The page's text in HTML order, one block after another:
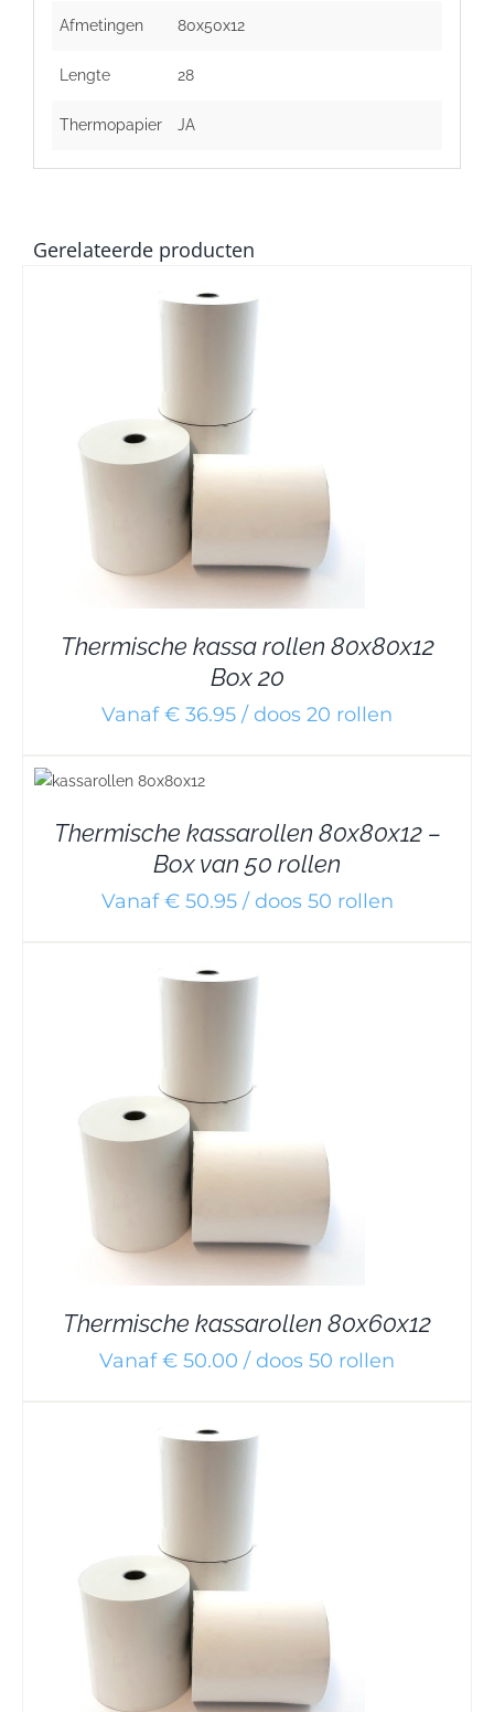
Afmetingen 80x50x12
Lengte 28
Thermopapier JA
Gerelateerde producten
Thermische kassa rollen 80x80x12
Box 20
Vanaf € 36.95 / doos 20 rollen
Thermische kassarollen 80x80x12 –
Box van 50 rollen
Vanaf € 50.95 / doos 50 rollen
Thermische kassarollen 80x60x12
Vanaf € 50.00 / doos 50 rollen